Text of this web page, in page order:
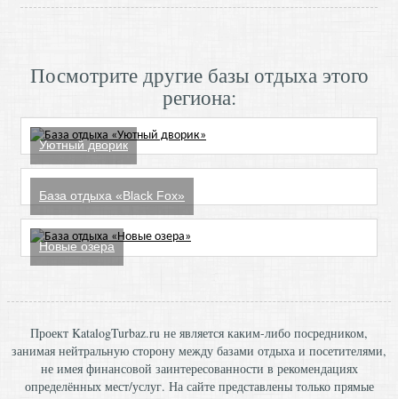
Посмотрите другие базы отдыха этого
региона:
Уютный дворик
База отдыха «Black Fox»
Новые озера
Проект KatalogTurbaz.ru не является каким-либо посредником,
занимая нейтральную сторону между базами отдыха и посетителями,
не имея финансовой заинтересованности в рекомендациях
определённых мест/услуг. На сайте представлены только прямые